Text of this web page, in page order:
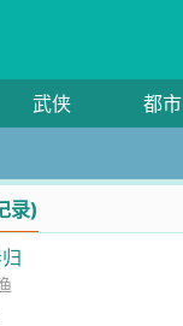
武侠 都市
录)